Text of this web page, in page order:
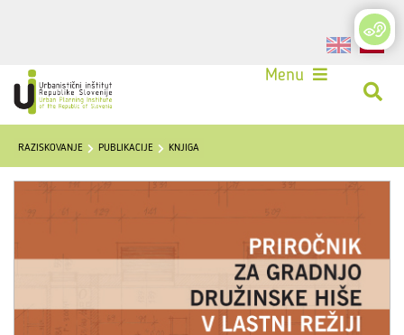
Login
Menu
RAZISKOVANJE PUBLIKACIJE KNJIGA